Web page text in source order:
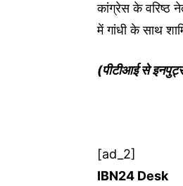
कांग्रेस के वरिष्ठ
में गांधी के साथ
(पीटीआई से
[ad_2]
IBN24 Desk